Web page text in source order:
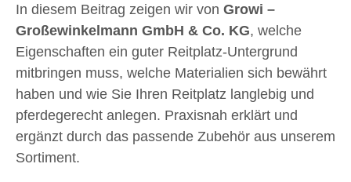
In diesem Beitrag zeigen wir von Growi –
Großewinkelmann GmbH & Co. KG, welche
Eigenschaften ein guter Reitplatz-Untergrund
mitbringen muss, welche Materialien sich bewährt
haben und wie Sie Ihren Reitplatz langlebig und
pferdegerecht anlegen. Praxisnah erklärt und
ergänzt durch das passende Zubehör aus unserem
Sortiment.